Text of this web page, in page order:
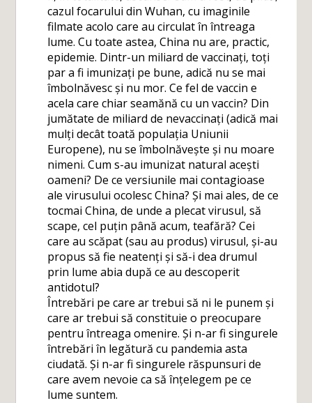
cazul focarului din Wuhan, cu imaginile
filmate acolo care au circulat în întreaga
lume. Cu toate astea, China nu are, practic,
epidemie. Dintr-un miliard de vaccinați, toți
par a fi imunizați pe bune, adică nu se mai
îmbolnăvesc și nu mor. Ce fel de vaccin e
acela care chiar seamănă cu un vaccin? Din
jumătate de miliard de nevaccinați (adică mai
mulți decât toată populația Uniunii
Europene), nu se îmbolnăvește și nu moare
nimeni. Cum s-au imunizat natural acești
oameni? De ce versiunile mai contagioase
ale virusului ocolesc China? Și mai ales, de ce
tocmai China, de unde a plecat virusul, să
scape, cel puțin până acum, teafără? Cei
care au scăpat (sau au produs) virusul, și-au
propus să fie neatenți și să-i dea drumul
prin lume abia după ce au descoperit
antidotul?
Întrebări pe care ar trebui să ni le punem și
care ar trebui să constituie o preocupare
pentru întreaga omenire. Și n-ar fi singurele
întrebări în legătură cu pandemia asta
ciudată. Și n-ar fi singurele răspunsuri de
care avem nevoie ca să înțelegem pe ce
lume suntem.